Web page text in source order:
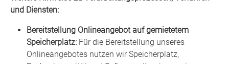
und Diensten:
Bereitstellung Onlineangebot auf gemietetem
Speicherplatz: Für die Bereitstellung unseres
Onlineangebotes nutzen wir Speicherplatz,